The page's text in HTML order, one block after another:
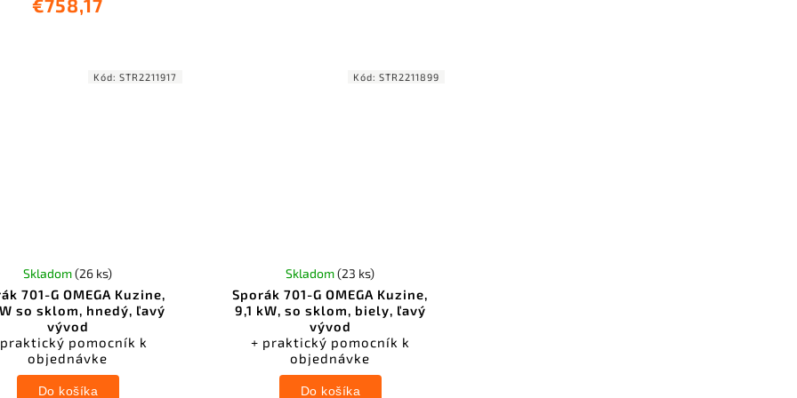
€758,17
701-G OMEGA Kuzine,
so sklom, hnedý, ľavý
vývod
pomocník k
objednávke
Skladom(26 ks)
Do košíka
Kód:STR2211917
Sporák 701-G OMEGA Kuzine,
9,1 kW, so sklom, biely, ľavý
vývod
+ praktický pomocník k
objednávke
Skladom(23 ks)
Do košíka
Kód:STR2211899